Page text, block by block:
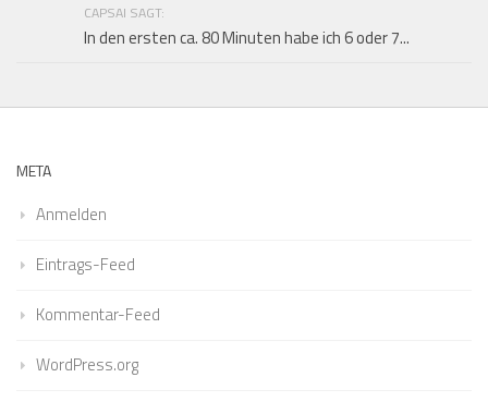
CAPSAI SAGT:
In den ersten ca. 80 Minuten habe ich 6 oder 7...
META
Anmelden
Eintrags-Feed
Kommentar-Feed
WordPress.org